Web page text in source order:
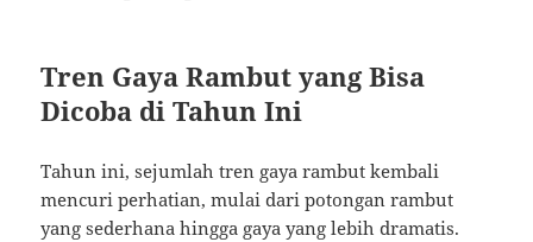
Tren Gaya Rambut yang Bisa
Dicoba di Tahun Ini
Tahun ini, sejumlah tren gaya rambut kembali
mencuri perhatian, mulai dari potongan rambut
yang sederhana hingga gaya yang lebih dramatis.